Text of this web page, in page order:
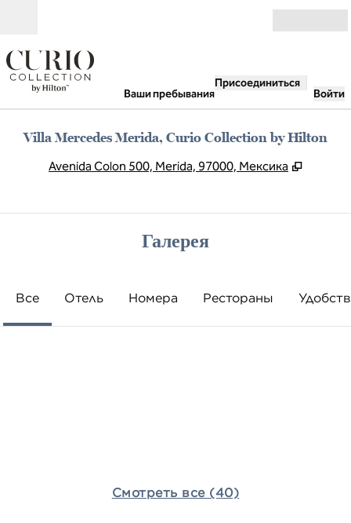
Ваши пребывания
Присоединиться
Войти
Villa Mercedes Merida, Curio Collection by Hilton
Avenida Colon 500, Merida, 97000, Мексика ,
Галерея
Все Отель Номера Рестораны
Смотреть все (40)